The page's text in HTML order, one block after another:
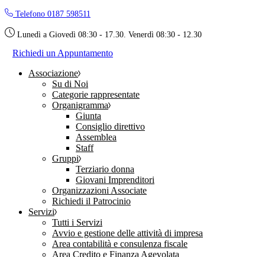
Skip
the
Telefono 0187 598511
Lunedì a Giovedì 08:30 - 17.30. Venerdì 08:30 - 12.30
Richiedi un Appuntamento
Associazione
Su di Noi
Categorie rappresentate
Organigramma
Giunta
Consiglio direttivo
Assemblea
Staff
Gruppi
Terziario donna
Giovani Imprenditori
Organizzazioni Associate
Richiedi il Patrocinio
Servizi
Tutti i Servizi
Avvio e gestione delle attività di impresa
Area contabilità e consulenza fiscale
Area Credito e Finanza Agevolata